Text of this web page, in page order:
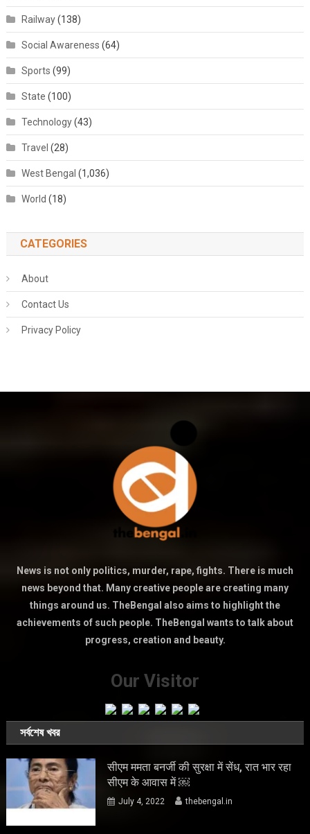
Railway(138)
Social Awareness (64)
Sports (99)
State (100)
Technology(43)
Travel (28)
West Bengal (1,036)
World (18)
CATEGORIES
About
Contact Us
Privacy Policy
News is not only politics, murder, rape, fights. There is much
news beyond that. Many creative people are creating many
things around us. TheBengal also aims to highlight the
achievements of such people. TheBengal wants to talk about
progress, creation and beauty.
Our Visitor
সর্বশেষ খবর
सीएम ममता बनर्जी की सुरक्षा में सेंध, रात भार रहा
सीएम के आवास में ￼
July 4, 2022 thebengal.in